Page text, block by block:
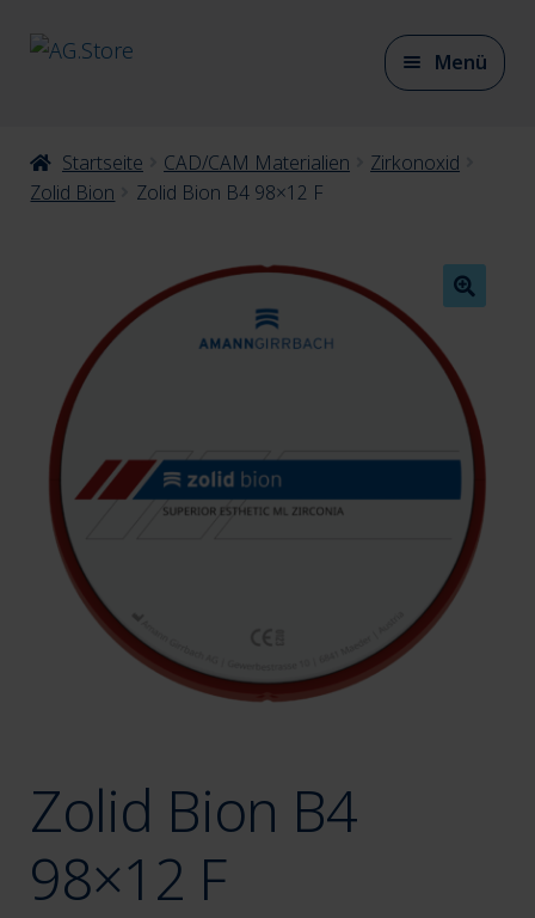
Zur
Zum
Menü
CAD/CAM Materialien
CAD/CAM Zubehör
Artikulation
Modellherstellung
Startseite CAD/CAM Materialien
Zirkonoxid
Zolid Bion
Zolid Bion B4 98×12 F
Zolid Bion B4
98×12 F